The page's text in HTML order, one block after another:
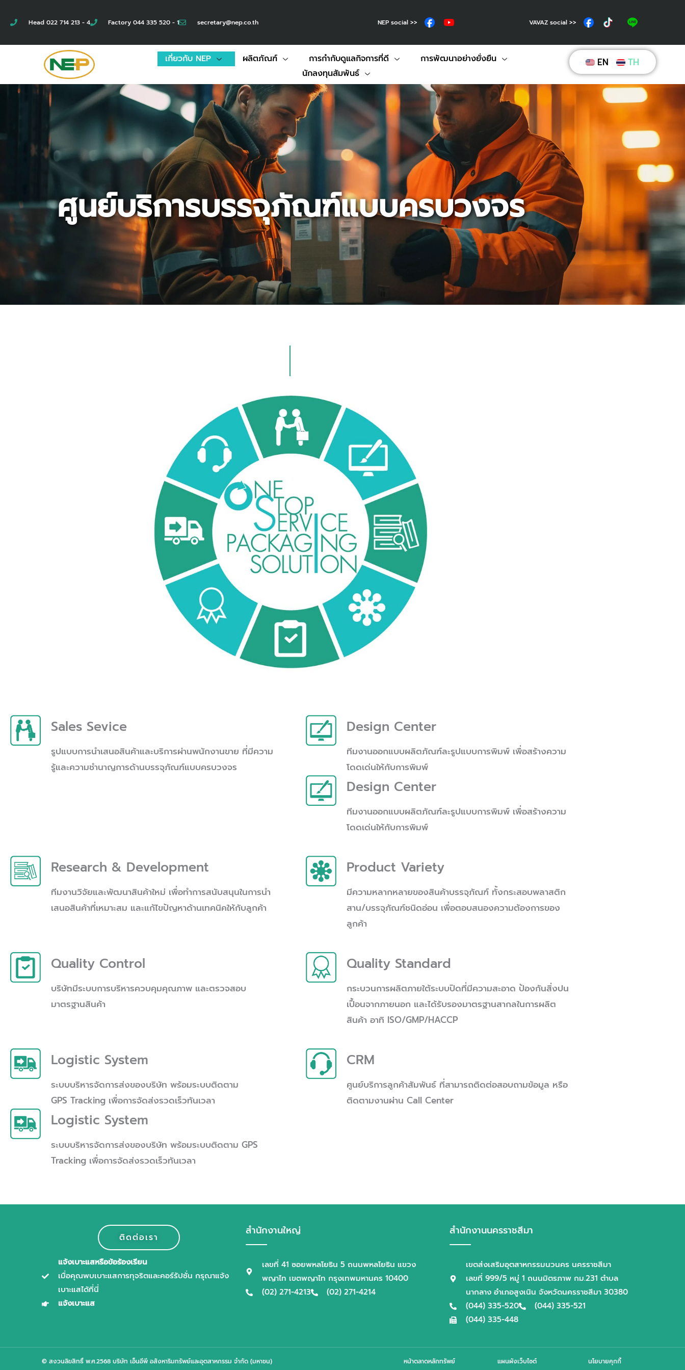
Head 022 714 213 - 4 Factory 044 335 520 - 1 secretary@nep.co.th NEP social >> VAVAZ social >>
เกี่ยวกับ NEP ผลิตภัณฑ์ การกำกับดูแลกิจการที่ดี
การพัฒนาอย่างยั่งยืน
นักลงทุนสัมพันธ์
EN TH
ศูนย์บริการบรรจุภัณฑ์แบบครบวงจร
Sales Sevice
รูปแบบการนำเสนอสินค้าและบริการผ่านพนักงานขาย ที่มีความ
รู้และความชำนาญการด้านบรรจุภัณฑ์แบบครบวงจร
Design Center
ทีมงานออกแบบผลิตภัณฑ์ละรูปแบบการพิมพ์ เพื่อสร้างความ
โดดเด่นให้กับการพิมพ์
Design Center
ทีมงานออกแบบผลิตภัณฑ์ละรูปแบบการพิมพ์ เพื่อสร้างความ
โดดเด่นให้กับการพิมพ์
Research & Development
ทีมงานวิจัยและพัฒนาสินค้าใหม่ เพื่อทำการสนับสนุนในการนำ
เสนอสินค้าที่เหมาะสม และแก้ไขปัญหาด้านเทคนิคให้กับลูกค้า
Product Variety
มีความหลากหลายของสินค้าบรรจุภัณฑ์ ทั้งกระสอบพลาสติก
สาน/บรรจุภัณฑ์ชนิดอ่อน เพื่อตอบสนองความต้องการของ
ลูกค้า
Quality Control
บริษัทมีระบบการบริหารควบคุมคุณภาพ และตรวจสอบ
มาตรฐานสินค้า
Quality Standard
กระบวนการผลิตภายใต้ระบบปิดที่มีความสะอาด ป้องกันสิ่งปน
เปื้อนจากภายนอก และได้รับรองมาตรฐานสากลในการผลิต
สินค้า อาทิ ISO/GMP/HACCP
Logistic System
ระบบบริหารจัดการส่งของบริษัท พร้อมระบบติดตาม
GPS Tracking เพื่อการจัดส่งรวดเร็วทันเวลา
Logistic System
ระบบบริหารจัดการส่งของบริษัท พร้อมระบบติดตาม GPS
Tracking เพื่อการจัดส่งรวดเร็วทันเวลา
CRM
ศูนย์บริการลูกค้าสัมพันธ์ ที่สามารถติดต่อสอบถามข้อมูล หรือ
ติดตามงานผ่าน Call Center
ติดต่อเรา
แจ้งเบาะแสหรือข้อร้องเรียน
เมื่อคุณพบเบาะแสการทุจริตและคอร์รัปชั่น กรุณาแจ้ง
เบาะแสได้ที่นี่
แจ้งเบาะแส
สำนักงานใหญ่
เลขที่ 41 ซอยพหลโยธิน 5 ถนนพหลโยธิน แขวง
พญาไท เขตพญาไท กรุงเทพมหานคร 10400
(02) 271-4213
(02) 271-4214
สำนักงานนครราชสีมา
เขตส่งเสริมอุตสาหกรรมนวนคร นครราชสีมา
เลขที่ 999/5 หมู่ 1 ถนนมิตรภาพ กม.231 ตำบล
นากลาง อำเภอสูงเนิน จังหวัดนครราชสีมา 30380
(044) 335-520
(044) 335-521
(044) 335-448
© สงวนลิขสิทธิ์ พ.ศ.2568 บริษัท เอ็นอีพี อสังหาริมทรัพย์และอุตสาหกรรม จำกัด (มหาชน) หน้าตลาดหลักทรัพย์ แผนผังเว็บไซต์ นโยบายคุกกี้